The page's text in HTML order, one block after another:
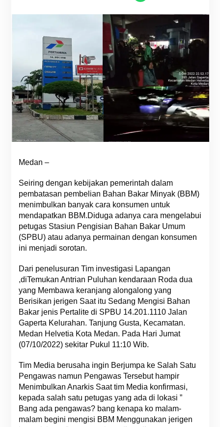
Medan –
Seiring dengan kebijakan pemerintah dalam
pembatasan pembelian Bahan Bakar Minyak (BBM)
menimbulkan banyak cara konsumen untuk
mendapatkan BBM.Diduga adanya cara mengelabui
petugas Stasiun Pengisian Bahan Bakar Umum
(SPBU) atau adanya permainan dengan konsumen
ini menjadi sorotan.
Dari penelusuran Tim investigasi Lapangan
,diTemukan Antrian Puluhan kendaraan Roda dua
yang Membawa keranjang alongalong yang
Berisikan jerigen Saat itu Sedang Mengisi Bahan
Bakar jenis Pertalite di SPBU 14.201.1110 Jalan
Gaperta Kelurahan. Tanjung Gusta, Kecamatan.
Medan Helvetia Kota Medan. Pada Hari Jumat
(07/10/2022) sekitar Pukul 11:10 Wib.
Tim Media berusaha ingin Berjumpa ke Salah Satu
Pengawas namun Pengawas Tersebut hampir
Menimbulkan Anarkis Saat tim Media konfirmasi,
kepada salah satu petugas yang ada di lokasi ”
Bang ada pengawas? bang kenapa ko malam-
malam begini mengisi BBM Menggunakan jerigen